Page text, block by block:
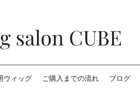
salon CUBE
ウィッグ ご購入までの流れ ブログ